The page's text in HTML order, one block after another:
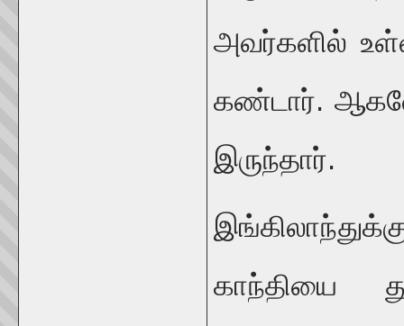
அவர்களில்
கண்டார்.
இருந்தார்.
காந்தியை